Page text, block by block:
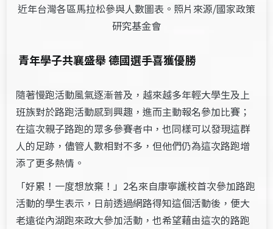
近年台灣各區馬拉松參與人數圖表。照片來源/國家政策
研究基金會
青年學子共襄盛舉 德國選手喜獲優勝
隨著慢跑活動風氣逐漸普及，越來越多年輕大學生及上
班族對於路跑活動感到興趣，進而主動報名參加比賽；
在這次親子路跑的眾多參賽者中，也同樣可以發現這群
人的足跡，儘管人數相對不多，但他們仍為這次路跑增
添了更多熱情。
「好累！一度想放棄！」2名來自康寧護校首次參加路跑
活動的學生表示，日前透過網路得知這個活動後，便大
老遠從內湖跑來政大參加活動，也希望藉由這次的路跑